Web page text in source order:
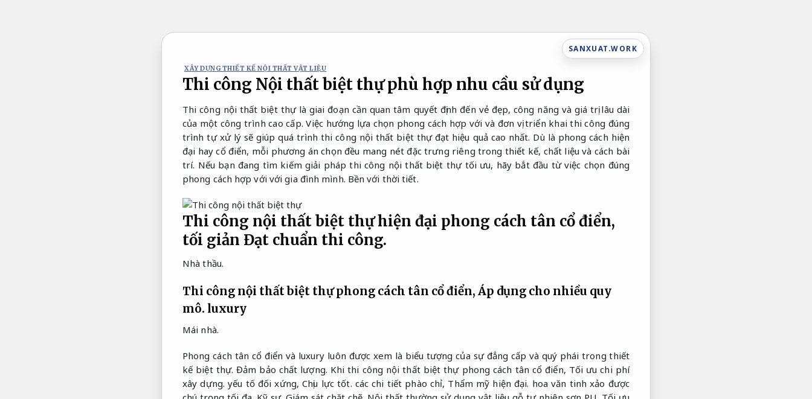
SANXUAT.WORK
XÂY DỰNG THIẾT KẾ NỘI THẤT VẬT LIỆU
Thi công Nội thất biệt thự phù hợp nhu cầu sử dụng
Thi công nội thất biệt thự là giai đoạn cần quan tâm quyết định đến vẻ đẹp, công năng và giá trị lâu dài
của một công trình cao cấp. Việc hướng lựa chọn phong cách hợp với và đơn vị triển khai thi công đúng
trình tự xử lý sẽ giúp quá trình thi công nội thất biệt thự đạt hiệu quả cao nhất. Dù là phong cách hiện
đại hay cổ điển, mỗi phương án chọn đều mang nét đặc trưng riêng trong thiết kế, chất liệu và cách bài
trí. Nếu bạn đang tìm kiếm giải pháp thi công nội thất biệt thự tối ưu, hãy bắt đầu từ việc chọn đúng
phong cách hợp với với gia đình mình. Bền với thời tiết.
Thi công nội thất biệt thự hiện đại phong cách tân cổ điển,
tối giản Đạt chuẩn thi công.
Nhà thầu.
Thi công nội thất biệt thự phong cách tân cổ điển, Áp dụng cho nhiều quy
mô. luxury
Mái nhà.
Phong cách tân cổ điển và luxury luôn được xem là biểu tượng của sự đẳng cấp và quý phái trong thiết
kế biệt thự.Đảm bảo chất lượng. Khi thi công nội thất biệt thự phong cách tân cổ điển, Tối ưu chi phí
xây dựng. yếu tố đối xứng,Chịu lực tốt. các chi tiết phào chỉ, Thẩm mỹ hiện đại. hoa văn tinh xảo được